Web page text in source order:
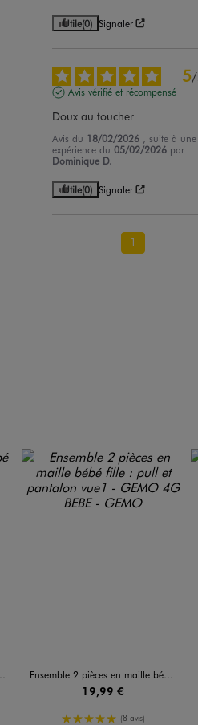
Utile(0) Signaler
5/
Avis vérifié et récompensé
Doux au toucher
Avis du 18/02/2026
, suite à une
expérience du05/02/2026 par
Dominique D.
Utile(0) Signaler
1
Ensemble 2 pièces en maille bébé fille : pull et pantalon
19,99 €
5/5 de moyenne
(8 avis)